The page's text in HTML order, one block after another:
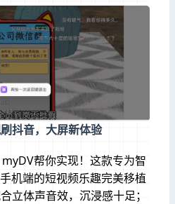
抖音，大屏新体验
帮你实现！这款专为智
机端的短视频乐趣完美移植
立体声音效，沉浸感十足；